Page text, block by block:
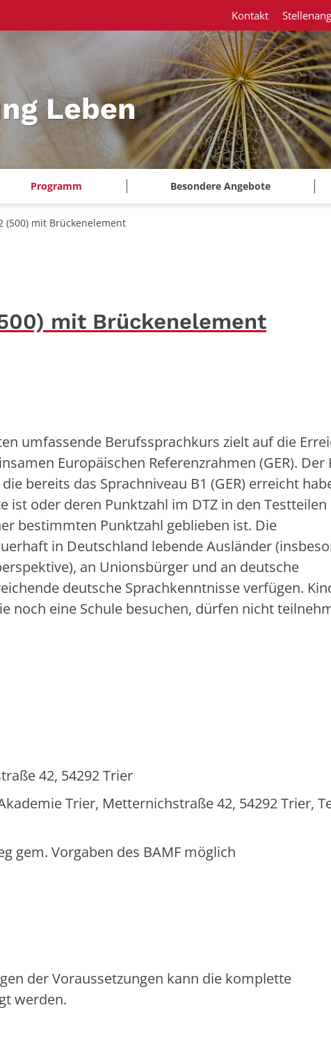
Leben
Programm Besondere Angebote
Kontakt
(500) mit Brückenelement
mit Brückenelement
umfassende Berufssprachkurs zielt auf die
Europäischen Referenzrahmen (GER). Der
bereits das Sprachniveau B1 (GER) erreicht
ist oder deren Punktzahl im DTZ in den Testteilen
bestimmten Punktzahl geblieben ist. Die
in Deutschland lebende Ausländer
an Unionsbürger und an deutsche
deutsche Sprachkenntnisse verfügen.
noch eine Schule besuchen, dürfen nicht
42, 54292 Trier
Trier, Metternichstraße 42, 54292 Trier,
gem. Vorgaben des BAMF möglich
der Voraussetzungen kann die komplette
werden.